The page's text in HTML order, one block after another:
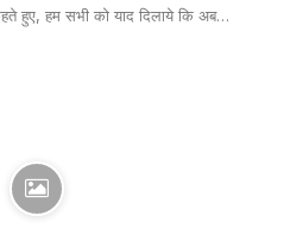
हुए, हम सभी को याद दिलाये कि अब…